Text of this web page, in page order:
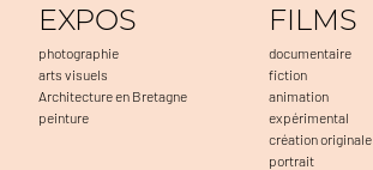
EXPOS
photographie
arts visuels
Architecture en Bretagne
peinture
FILMS
documentaire
fiction
animation
expérimental
création originale
portrait